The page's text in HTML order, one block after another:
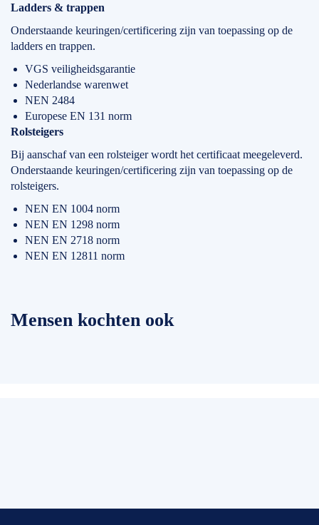
Ladders & trappen
Onderstaande keuringen/certificering zijn van toepassing op de
ladders en trappen.
VGS veiligheidsgarantie
Nederlandse warenwet
NEN 2484
Europese EN 131 norm
Rolsteigers
Bij aanschaf van een rolsteiger wordt het certificaat meegeleverd.
Onderstaande keuringen/certificering zijn van toepassing op de
rolsteigers.
NEN EN 1004 norm
NEN EN 1298 norm
NEN EN 2718 norm
NEN EN 12811 norm
Mensen kochten ook